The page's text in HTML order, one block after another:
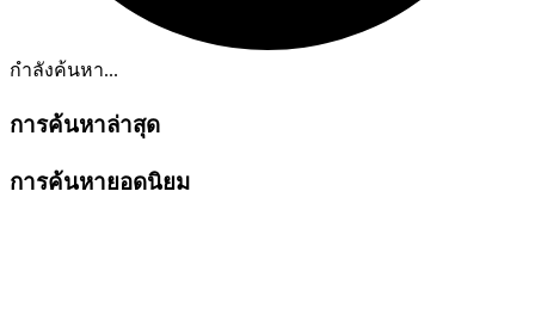
กำลังค้นหา...
การค้นหาล่าสุด
การค้นหายอดนิยม